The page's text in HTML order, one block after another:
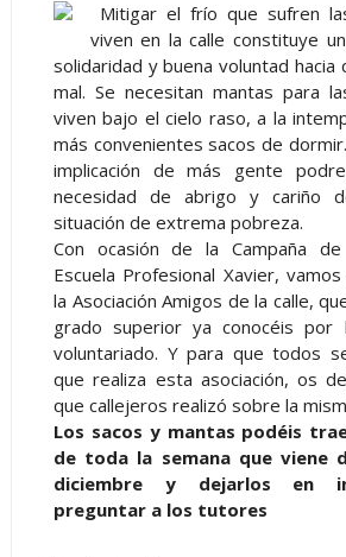
Mitigar el frío que sufren
viven en la calle constituye
solidaridad y buena voluntad hacia
mal. Se necesitan mantas para
viven bajo el cielo raso, a la
más convenientes sacos de
implicación de más gente
necesidad de abrigo y cariño
situación de extrema pobreza.
Con ocasión de la Campaña
Escuela Profesional Xavier,
la Asociación Amigos de la calle,
grado superior ya conocéis
voluntariado. Y para que todos
que realiza esta asociación, os
que callejeros realizó sobre la
Los sacos y mantas podéis
de toda la semana que viene
diciembre y dejarlos en
preguntar a los tutores